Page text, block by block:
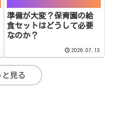
準備が大変？保育園の給
食セットはどうして必要
なのか？
2026.07.13
と見る